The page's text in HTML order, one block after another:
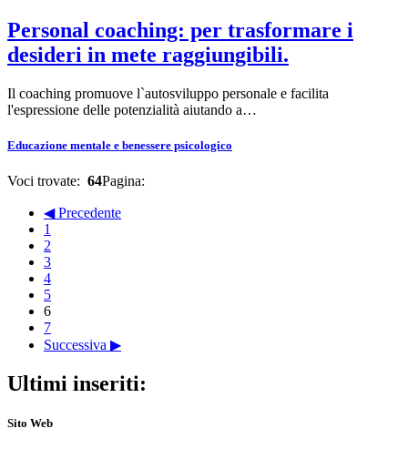
Personal coaching: per trasformare i
desideri in mete raggiungibili.
Il coaching promuove l`autosviluppo personale e facilita
l'espressione delle potenzialità aiutando a…
Educazione mentale e benessere psicologico
Voci trovate: 64Pagina:
◀ Precedente
1
2
3
4
5
6
7
Successiva ▶
Ultimi inseriti:
Sito Web